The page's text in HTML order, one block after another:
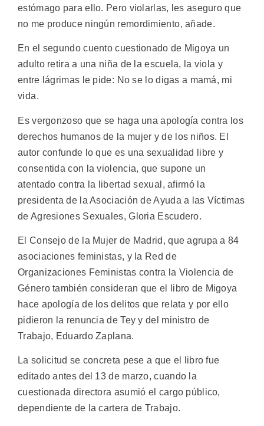
estómago para ello. Pero violarlas, les aseguro que
no me produce ningún remordimiento, añade.
En el segundo cuento cuestionado de Migoya un
adulto retira a una niña de la escuela, la viola y
entre lágrimas le pide: No se lo digas a mamá, mi
vida.
Es vergonzoso que se haga una apología contra los
derechos humanos de la mujer y de los niños. El
autor confunde lo que es una sexualidad libre y
consentida con la violencia, que supone un
atentado contra la libertad sexual, afirmó la
presidenta de la Asociación de Ayuda a las Víctimas
de Agresiones Sexuales, Gloria Escudero.
El Consejo de la Mujer de Madrid, que agrupa a 84
asociaciones feministas, y la Red de
Organizaciones Feministas contra la Violencia de
Género también consideran que el libro de Migoya
hace apología de los delitos que relata y por ello
pidieron la renuncia de Tey y del ministro de
Trabajo, Eduardo Zaplana.
La solicitud se concreta pese a que el libro fue
editado antes del 13 de marzo, cuando la
cuestionada directora asumió el cargo público,
dependiente de la cartera de Trabajo.